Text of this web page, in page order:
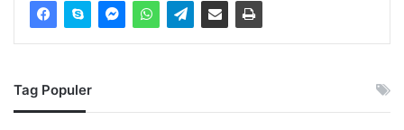
menunjukkan sikap melunak.
diplomat Ukraina serta Eropa di Jenewa guna membahas
Tag Populer